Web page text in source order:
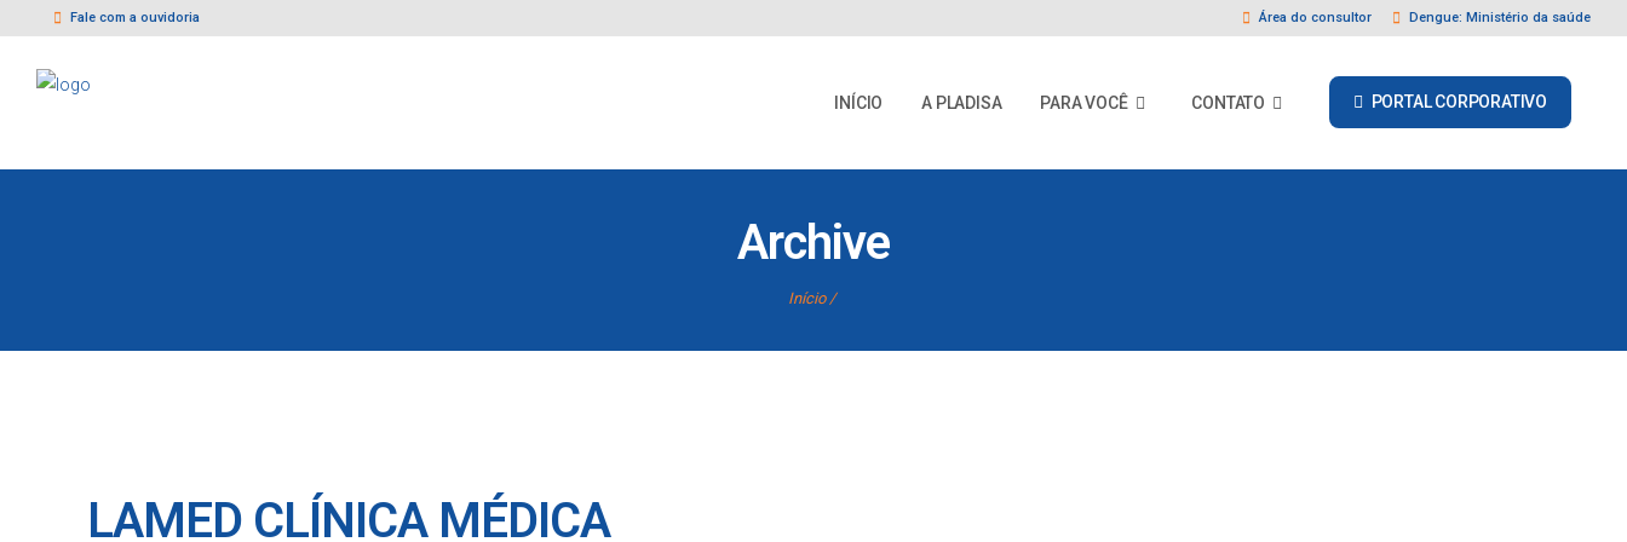
Fale com a ouvidoria Área do consultor Dengue: Ministério da saúde
INÍCIO A PLADISA PARA VOCÊ CONTATO PORTAL CORPORATIVO
Archive
Início
LAMED CLÍNICA MÉDICA